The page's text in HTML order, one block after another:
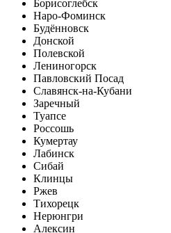
Борисоглебск
Наро-Фоминск
Будённовск
Донской
Полевской
Лениногорск
Павловский Посад
Славянск-на-Кубани
Заречный
Туапсе
Россошь
Кумертау
Лабинск
Сибай
Клинцы
Ржев
Тихорецк
Нерюнгри
Алексин